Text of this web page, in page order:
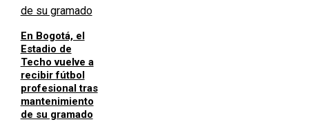
En Bogotá, el
Estadio de
Techo vuelve a
recibir fútbol
profesional tras
mantenimiento
de su gramado